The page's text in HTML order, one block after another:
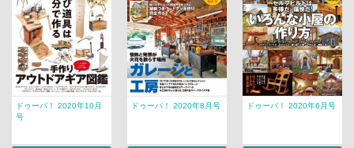
ドゥーパ！ 2020年10月
号
ドゥーパ！ 2020年8月号 ドゥーパ！ 2020年6月号